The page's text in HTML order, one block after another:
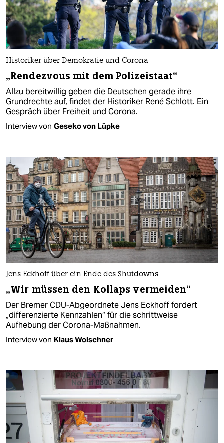
Historiker über Demokratie und Corona
„Rendezvous mit dem Polizeistaat“
Allzu bereitwillig geben die Deutschen gerade ihre
Grundrechte auf, findet der Historiker René Schlott. Ein
Gespräch über Freiheit und Corona.
Interview von Geseko von Lüpke
Jens Eckhoff über ein Ende des Shutdowns
„Wir müssen den Kollaps vermeiden“
Der Bremer CDU-Abgeordnete Jens Eckhoff fordert
„differenzierte Kennzahlen“ für die schrittweise
Aufhebung der Corona-Maßnahmen.
Interview von Klaus Wolschner